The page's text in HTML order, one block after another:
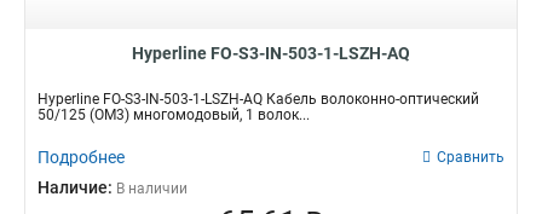
Hyperline FO-S3-IN-503-1-LSZH-AQ
Hyperline FO-S3-IN-503-1-LSZH-AQ Кабель волоконно-оптический
50/125 (OM3) многомодовый, 1 волок...
Подробнее Сравнить
Наличие: В наличии